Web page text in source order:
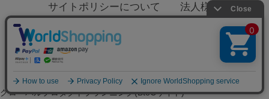
サイトポリシーについて
法人様へ
© Global Product Planning Co., Ltd
グローバルプロダクトプランニング(BtoCサイト)